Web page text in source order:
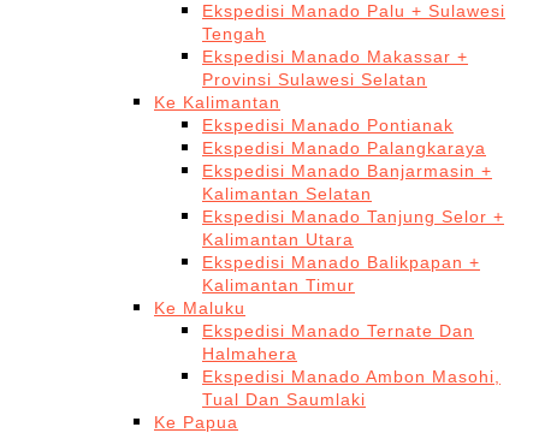
Ekspedisi Manado Palu + Sulawesi
Tengah
Ekspedisi Manado Makassar +
Provinsi Sulawesi Selatan
Ke Kalimantan
Ekspedisi Manado Pontianak
Ekspedisi Manado Palangkaraya
Ekspedisi Manado Banjarmasin +
Kalimantan Selatan
Ekspedisi Manado Tanjung Selor +
Kalimantan Utara
Ekspedisi Manado Balikpapan +
Kalimantan Timur
Ke Maluku
Ekspedisi Manado Ternate Dan
Halmahera
Ekspedisi Manado Ambon Masohi,
Tual Dan Saumlaki
Ke Papua